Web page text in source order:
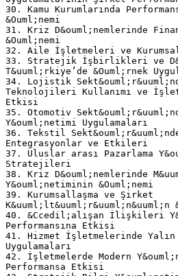
30. Kamu Kurumlarında
&Ouml;nemi
31. Kriz D&ouml;nemlerinde
&Ouml;nemi
32. Aile İşletmeleri ve
33. Stratejik İşbirlikleri ve
T&uuml;rkiye’de &Ouml;rnek
34. Lojistik
Teknolojileri Kullanımı ve
Etkisi
35. Otomotiv
Y&ouml;netimi Uygulamaları
36. Tekstil
Entegrasyonlar ve Etkileri
37. Uluslar arası Pazarlama
Stratejileri
38. Kriz D&ouml;nemlerinde
Y&ouml;netiminin &Ouml;nemi
39. Kurumsallaşma ve Şirket
K&uuml;lt&uuml;r&uuml;n&uuml;n
40. &Ccedil;alışan İlişkileri
Performansına Etkisi
41. Hizmet İşletmelerinde Yalın
Uygulamaları
42. İşletmelerde Modern
Performansa Etkisi